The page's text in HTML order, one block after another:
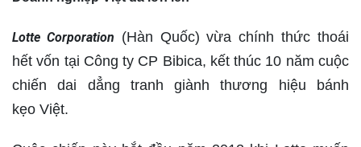
Lotte Corporation (Hàn Quốc) vừa chính thức thoái
hết vốn tại Công ty CP Bibica, kết thúc 10 năm cuộc
chiến dai dẳng tranh giành thương hiệu bánh
kẹo Việt.